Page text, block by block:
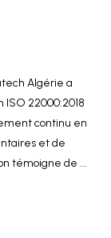
Algérie a
22000:2018
continu en
et de
témoigne de ...